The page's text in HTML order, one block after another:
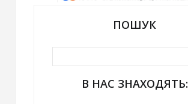
ПОШУК
В НАС ЗНАХОДЯТЬ: